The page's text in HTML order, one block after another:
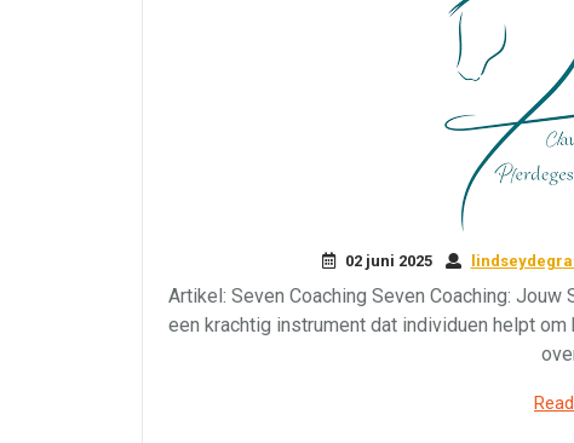
02 juni 2025
Artikel: Seven Coaching Seven Coaching:
een krachtig instrument dat individuen helpt